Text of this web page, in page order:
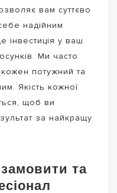
вам суттєво
надійним
інвестиція у ваш
Ми часто
потужний та
Якість кожної
щоб ви
за найкращу
та